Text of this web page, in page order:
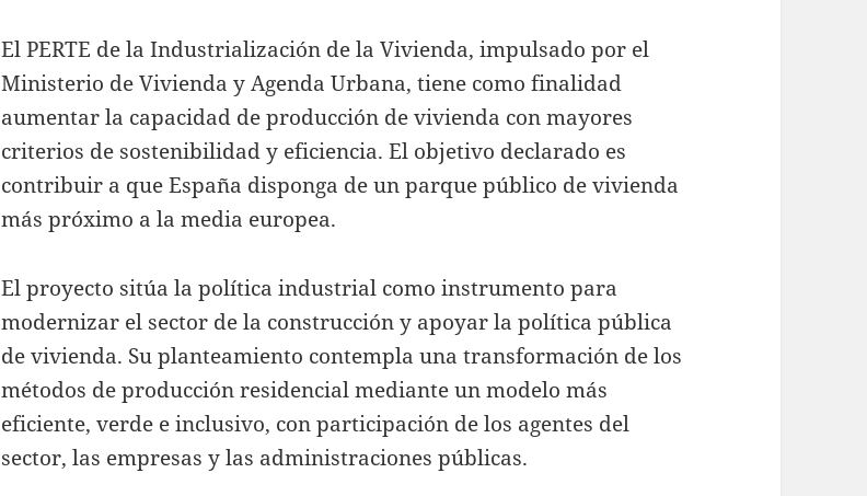
El PERTE de la Industrialización de la Vivienda, impulsado por el
Ministerio de Vivienda y Agenda Urbana, tiene como finalidad
aumentar la capacidad de producción de vivienda con mayores
criterios de sostenibilidad y eficiencia. El objetivo declarado es
contribuir a que España disponga de un parque público de vivienda
más próximo a la media europea.
El proyecto sitúa la política industrial como instrumento para
modernizar el sector de la construcción y apoyar la política pública
de vivienda. Su planteamiento contempla una transformación de los
métodos de producción residencial mediante un modelo más
eficiente, verde e inclusivo, con participación de los agentes del
sector, las empresas y las administraciones públicas.